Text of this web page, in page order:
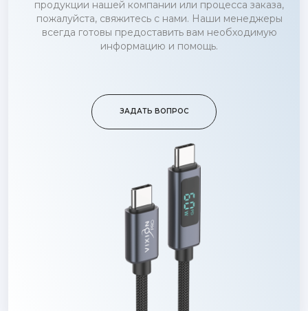
продукции нашей компании или процесса заказа,
пожалуйста, свяжитесь с нами. Наши менеджеры
всегда готовы предоставить вам необходимую
информацию и помощь.
ЗАДАТЬ ВОПРОС